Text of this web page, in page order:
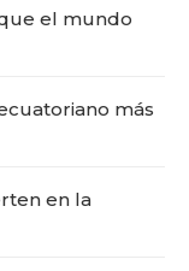
el mundo
más
en la